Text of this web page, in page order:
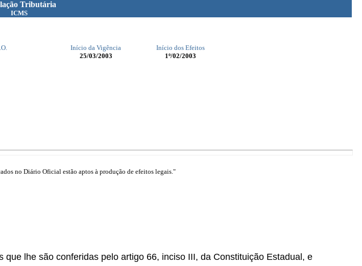
Tributária
ICMS
Início da Vigência
Início dos Efeitos
25/03/2003 1º/02/2003
no Diário Oficial estão aptos à produção de efeitos legais."
que lhe são conferidas pelo artigo 66, inciso III, da Constituição Estadual, e